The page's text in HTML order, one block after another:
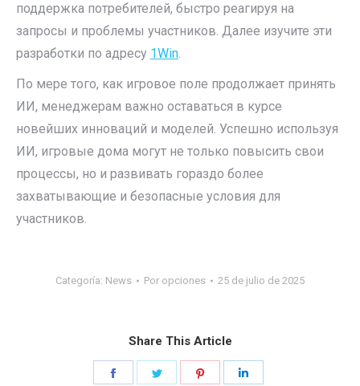
поддержка потребителей, быстро реагируя на
запросы и проблемы участников. Далее изучите эти
разработки по адресу 1Win.
По мере того, как игровое поле продолжает принять
ИИ, менеджерам важно оставаться в курсе
новейших инноваций и моделей. Успешно используя
ИИ, игровые дома могут не только повысить свои
процессы, но и развивать гораздо более
захватывающие и безопасные условия для
участников.
Categoría: News Por opciones 25 de julio de 2025
Share This Article